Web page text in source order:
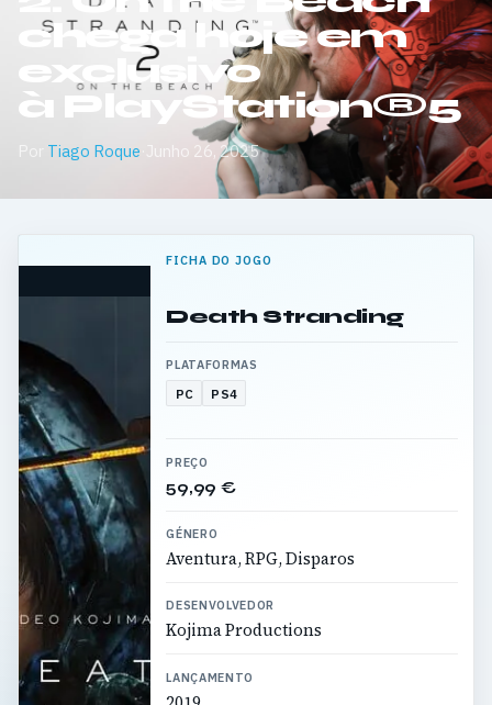
chega hoje em
exclusivo
à PlayStation®5
Por Tiago Roque Junho 26, 2025
FICHA DO JOGO
Death Stranding
PLATAFORMAS
PC PS4
PREÇO
59,99 €
GÉNERO
Aventura, RPG, Disparos
DESENVOLVEDOR
Kojima Productions
LANÇAMENTO